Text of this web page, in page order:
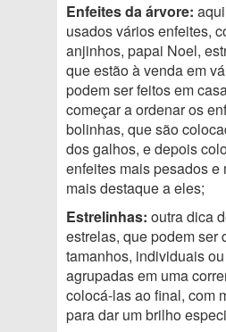
Enfeites da árvore:
usados vários enfeites,
anjinhos, papai Noel,
que estão à venda em
podem ser feitos em
começar a ordenar os
bolinhas, que são
dos galhos, e depois
enfeites mais pesados e
mais destaque a eles;
Estrelinhas: outra dica
estrelas, que podem ser
tamanhos, individuais
agrupadas em uma
colocá-las ao final, com
para dar um brilho